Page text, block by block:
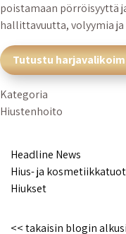
poistamaan pörröisyyttä
hallittavuutta, volyymia
Tutustu
Kategoria
Hiustenhoito
Headline News
Hius- ja
Hiukset
<< takaisin blogin